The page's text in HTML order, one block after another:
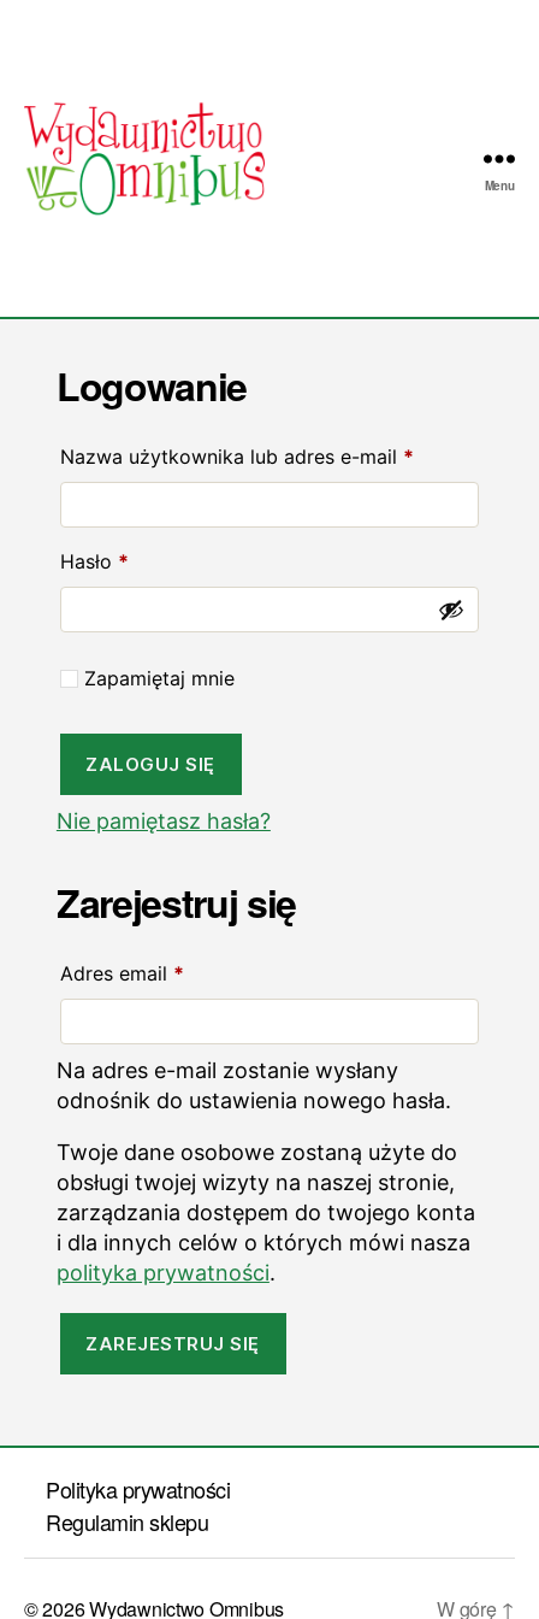
Omnibus
Menu
Logowanie
Nazwa użytkownika lub adres e-mail *Wymagane
Hasło *Wymagane
Zapamiętaj mnie
ZALOGUJ SIĘ
Nie pamiętasz hasła?
Zarejestruj się
Adres email *Wymagane
Na adres e-mail zostanie wysłany
odnośnik do ustawienia nowego hasła.
Twoje dane osobowe zostaną użyte do
obsługi twojej wizyty na naszej stronie,
zarządzania dostępem do twojego konta
i dla innych celów o których mówi nasza
polityka prywatności.
ZAREJESTRUJ SIĘ
Polityka prywatności
Regulamin sklepu
© 2026Wydawnictwo Omnibus W górę ↑